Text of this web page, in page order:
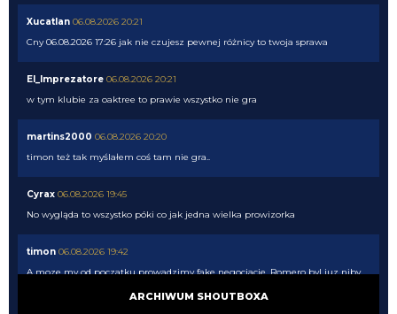
Xucatlan 06.08.2026 20:21
Cny 06.08.2026 17:26 jak nie czujesz pewnej różnicy to twoja sprawa
El_Imprezatore 06.08.2026 20:21
w tym klubie za oaktree to prawie wszystko nie gra
martins2000 06.08.2026 20:20
timon też tak myślałem coś tam nie gra..
Cyrax 06.08.2026 19:45
No wygląda to wszystko póki co jak jedna wielka prowizorka
timon 06.08.2026 19:42
A moze my od poczatku prowadzimy fake negocjacje. Romero byl juz niby
prowizje to nagle jednak trzeba sprzedac. Pewnie gdyby Chelsea nie weszla
ARCHIWUM SHOUTBOXA